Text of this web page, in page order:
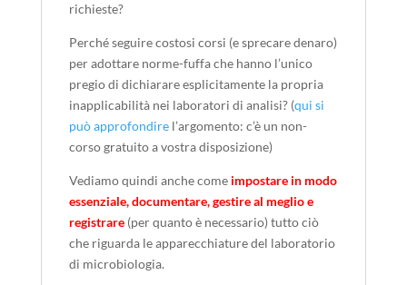
richieste?
Perché seguire costosi corsi (e sprecare denaro)
per adottare norme-fuffa che hanno l’unico
pregio di dichiarare esplicitamente la propria
inapplicabilità nei laboratori di analisi? (qui si
può approfondirel’argomento: c’è un non-
corso gratuito a vostra disposizione)
Vediamo quindi anche come impostare in modo
essenziale, documentare, gestire al meglio e
registrare (per quanto è necessario) tutto ciò
che riguarda le apparecchiature del laboratorio
di microbiologia.